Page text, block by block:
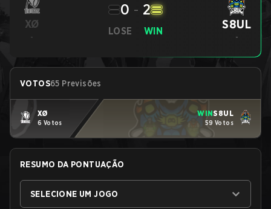
XØ
-
LOSE
0 - 2
WIN S8UL
-
VOTOS65 Previsões
XØ
6 Votos
WINS8UL
59 Votos
RESUMO DA PONTUAÇÃO
SELECIONE UM JOGO